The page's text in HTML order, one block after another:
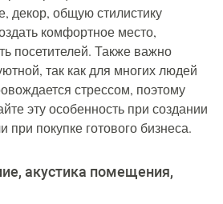
декор, общую стилистику
комфортное место,
посетителей. Также важно
так как для многих людей
стрессом, поэтому
эту особенность при создании
при покупке готового бизнеса.
акустика помещения,